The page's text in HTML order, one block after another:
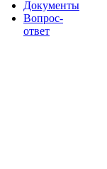
Документы
Вопрос-
ответ